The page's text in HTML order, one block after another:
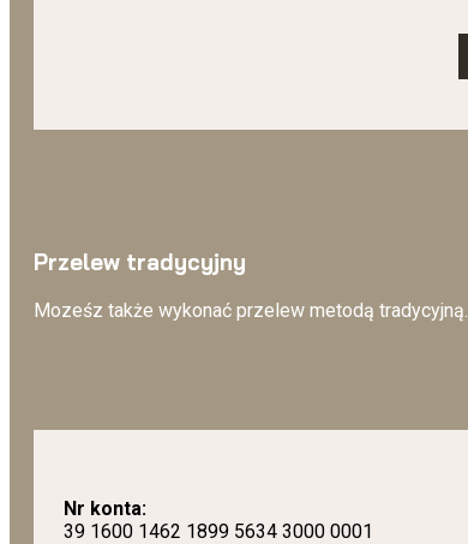
Przelew tradycyjny
Moześz także wykonać przelew metodą tradycyjną.
Nr konta:
39 1600 1462 1899 5634 3000 0001